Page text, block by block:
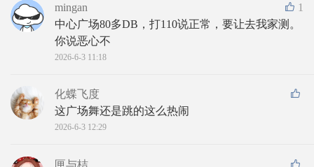
1
mingan
中心广场80多DB，打110说正常，要让去我家测。
你说恶心不
2026-6-3 11:18
化蝶飞度
这广场舞还是跳的这么热闹
2026-6-3 12:29
匣与桔